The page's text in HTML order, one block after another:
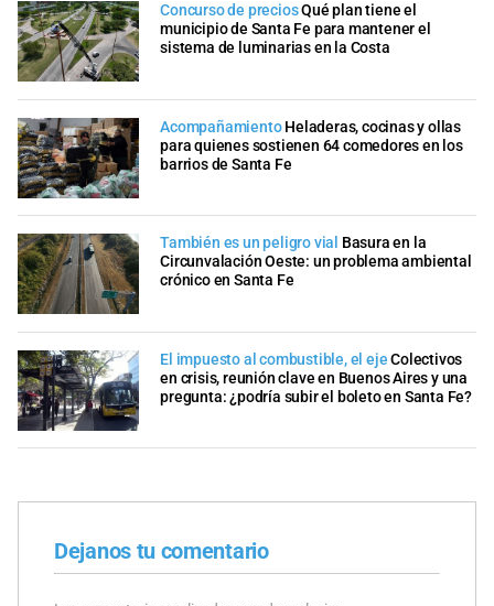
Concurso de preciosQué plan tiene el
municipio de Santa Fe para mantener el
sistema de luminarias en la Costa
Acompañamiento Heladeras, cocinas y ollas
para quienes sostienen 64 comedores en los
barrios de Santa Fe
También es un peligro vial Basura en la
Circunvalación Oeste: un problema ambiental
crónico en Santa Fe
El impuesto al combustible, el ejeColectivos
en crisis, reunión clave en Buenos Aires y una
pregunta: ¿podría subir el boleto en Santa Fe?
Dejanos tu comentario